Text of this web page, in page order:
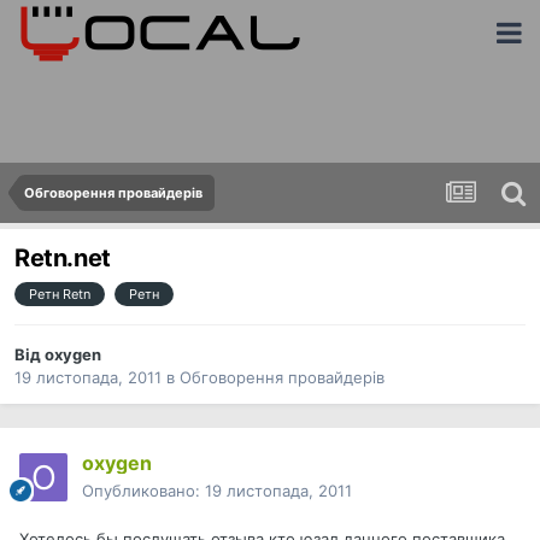
Обговорення провайдерів
Retn.net
Ретн Retn Ретн
Відoxygen
19 листопада, 2011 в Обговорення провайдерів
oxygen
Опубликовано: 19 листопада, 2011